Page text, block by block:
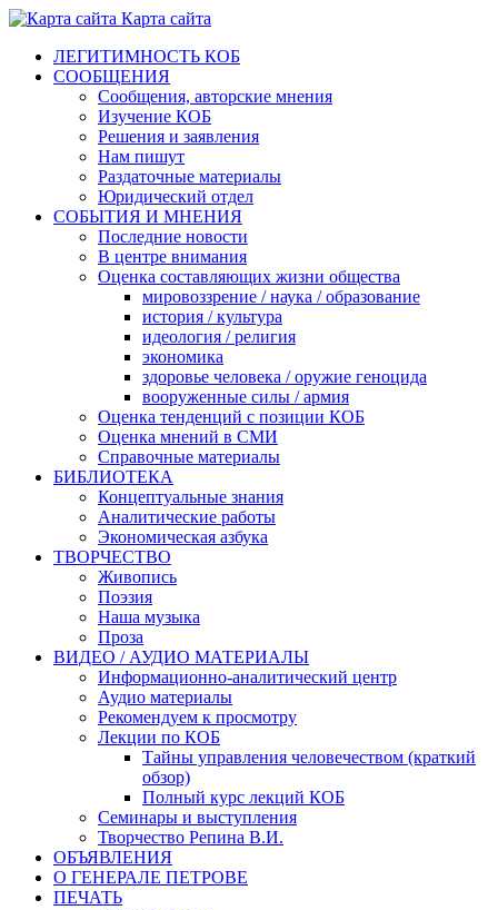
Карта сайта
ЛЕГИТИМНОСТЬ КОБ
СООБЩЕНИЯ
Сообщения, авторские мнения
Изучение КОБ
Решения и заявления
Нам пишут
Раздаточные материалы
Юридический отдел
СОБЫТИЯ И МНЕНИЯ
Последние новости
В центре внимания
Оценка составляющих жизни общества
мировоззрение / наука / образование
история / культура
идеология / религия
экономика
здоровье человека / оружие геноцида
вооруженные силы / армия
Оценка тенденций с позиции КОБ
Оценка мнений в СМИ
Справочные материалы
БИБЛИОТЕКА
Концептуальные знания
Аналитические работы
Экономическая азбука
ТВОРЧЕСТВО
Живопись
Поэзия
Наша музыка
Проза
ВИДЕО / АУДИО МАТЕРИАЛЫ
Информационно-аналитический центр
Аудио материалы
Рекомендуем к просмотру
Лекции по КОБ
Тайны управления человечеством (краткий
обзор)
Полный курс лекций КОБ
Семинары и выступления
Творчество Репина В.И.
ОБЪЯВЛЕНИЯ
О ГЕНЕРАЛЕ ПЕТРОВЕ
ПЕЧАТЬ